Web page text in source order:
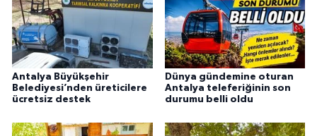
Antalya Büyükşehir
Belediyesi’nden üreticilere
ücretsiz destek
Dünya gündemine oturan
Antalya teleferiğinin son
durumu belli oldu